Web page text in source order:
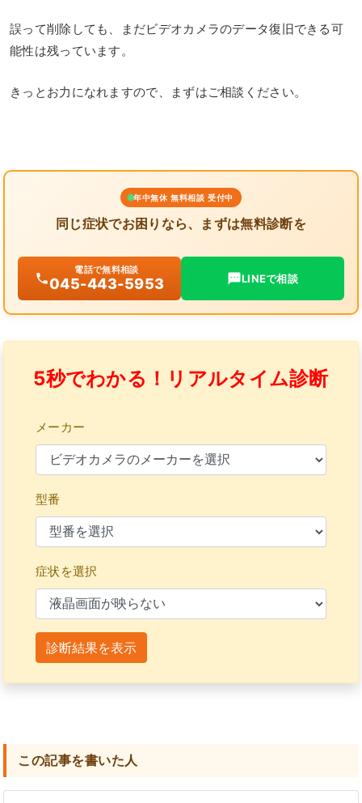
誤って削除しても、まだビデオカメラのデータ復旧できる可
能性は残っています。
きっとお力になれますので、まずはご相談ください。
年中無休 無料相談 受付中
同じ症状でお困りなら、まずは無料診断を
電話で無料相談
045-443-5953 LINEで相談
5秒でわかる！リアルタイム診断
メーカー
型番
症状を選択
診断結果を表示
この記事を書いた人